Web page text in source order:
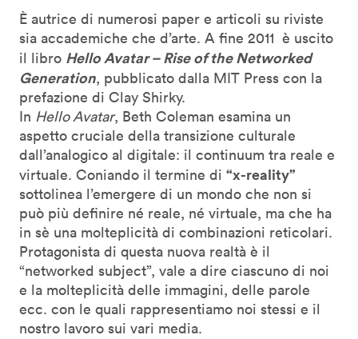
È autrice di numerosi paper e articoli su riviste
sia accademiche che d’arte. A fine 2011 è uscito
il libro Hello Avatar – Rise of the Networked
Generation, pubblicato dalla MIT Press con la
prefazione di Clay Shirky.
In Hello Avatar, Beth Coleman esamina un
aspetto cruciale della transizione culturale
dall’analogico al digitale: il continuum tra reale e
virtuale. Coniando il termine di “x-reality”
sottolinea l’emergere di un mondo che non si
può più definire né reale, né virtuale, ma che ha
in sè una molteplicità di combinazioni reticolari.
Protagonista di questa nuova realtà è il
“networked subject”, vale a dire ciascuno di noi
e la molteplicità delle immagini, delle parole
ecc. con le quali rappresentiamo noi stessi e il
nostro lavoro sui vari media.